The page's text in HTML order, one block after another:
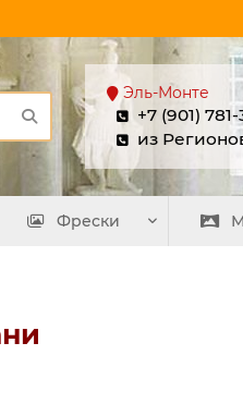
Эль-Монте
+7 (901)
из
Фрески